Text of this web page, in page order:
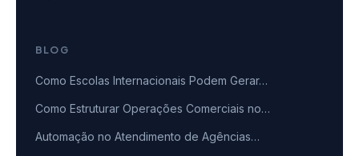
BLOG
Como Escolas Internacionais Podem Gerar…
Como Estruturar Operações Comerciais no…
Automação no Atendimento de Agências…